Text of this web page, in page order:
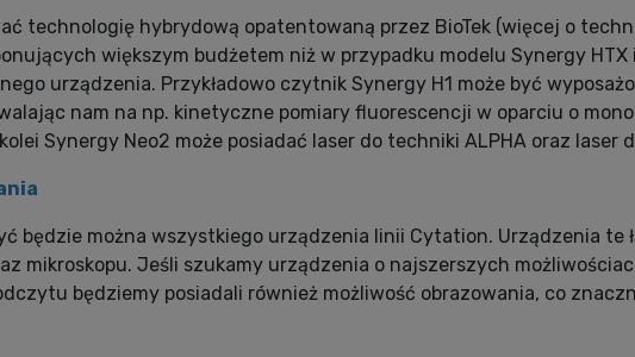
technologię hybrydową opatentowaną przez BioTek (więcej o
większym budżetem niż w przypadku modelu Synergy
urządzenia. Przykładowo czytnik Synergy H1 może być
nam na np. kinetyczne pomiary fluorescencji w oparciu o
Synergy Neo2 może posiadać laser do techniki ALPHA oraz laser
będzie można wszystkiego urządzenia linii Cytation. Urządzenia te
mikroskopu. Jeśli szukamy urządzenia o najszerszych
będziemy posiadali również możliwość obrazowania, co